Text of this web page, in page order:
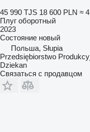
45 990 TJS 18 600 PLN ≈
Плуг оборотный
2023
Состояние новый
Польша, Słupia
Przedsiębiorstwo
Dziekan
Связаться с продавцом